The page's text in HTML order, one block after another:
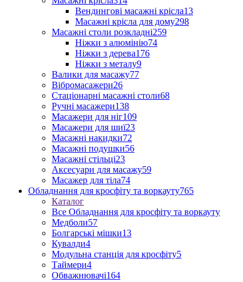
Вендингові масажні крісла13
Масажні крісла для дому298
Масажні столи розкладні259
Ніжки з алюмінію74
Ніжки з дерева176
Ніжки з металу9
Валики для масажу77
Вібромасажери26
Стаціонарні масажні столи68
Ручні масажери138
Масажери для ніг109
Масажери для шиї23
Масажні накидки72
Масажні подушки56
Масажні стільці23
Аксесуари для масажу59
Масажер для тіла74
Обладнання для кросфіту та воркауту765
Каталог
Все Обладнання для кросфіту та воркауту
Медболи57
Болгарські мішки13
Кувалди4
Модульна станція для кросфіту5
Таймери4
Обважнювачі164